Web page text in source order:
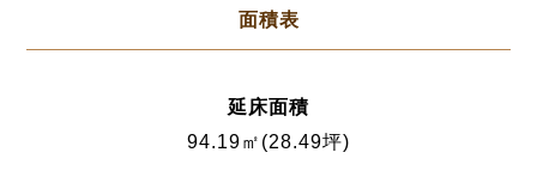
面積表
延床面積
94.19㎡(28.49坪)